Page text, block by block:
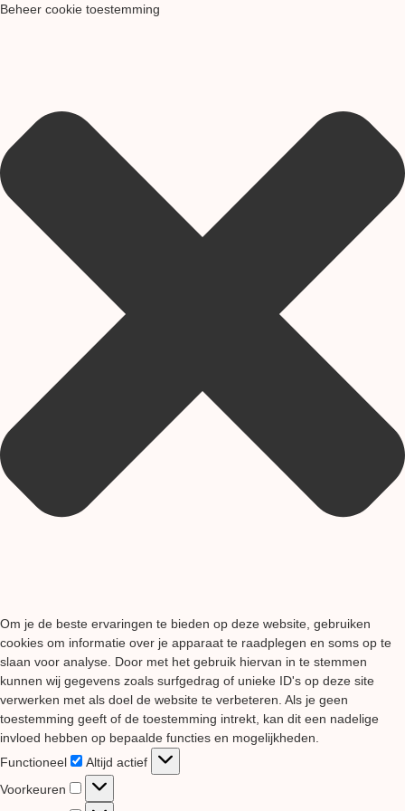
Beheer cookie toestemming
Om je de beste ervaringen te bieden op deze website, gebruiken
cookies om informatie over je apparaat te raadplegen en soms op te
slaan voor analyse. Door met het gebruik hiervan in te stemmen
kunnen wij gegevens zoals surfgedrag of unieke ID's op deze site
verwerken met als doel de website te verbeteren. Als je geen
toestemming geeft of de toestemming intrekt, kan dit een nadelige
invloed hebben op bepaalde functies en mogelijkheden.
Functioneel
Functioneel
Altijd actief
Voorkeuren
Voorkeuren